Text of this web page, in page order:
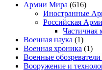
Армии Мира (616)
Иностранные
Российская
Частичная
Военная наука (1)
Военная хроника (1)
Военные
Вооружение и